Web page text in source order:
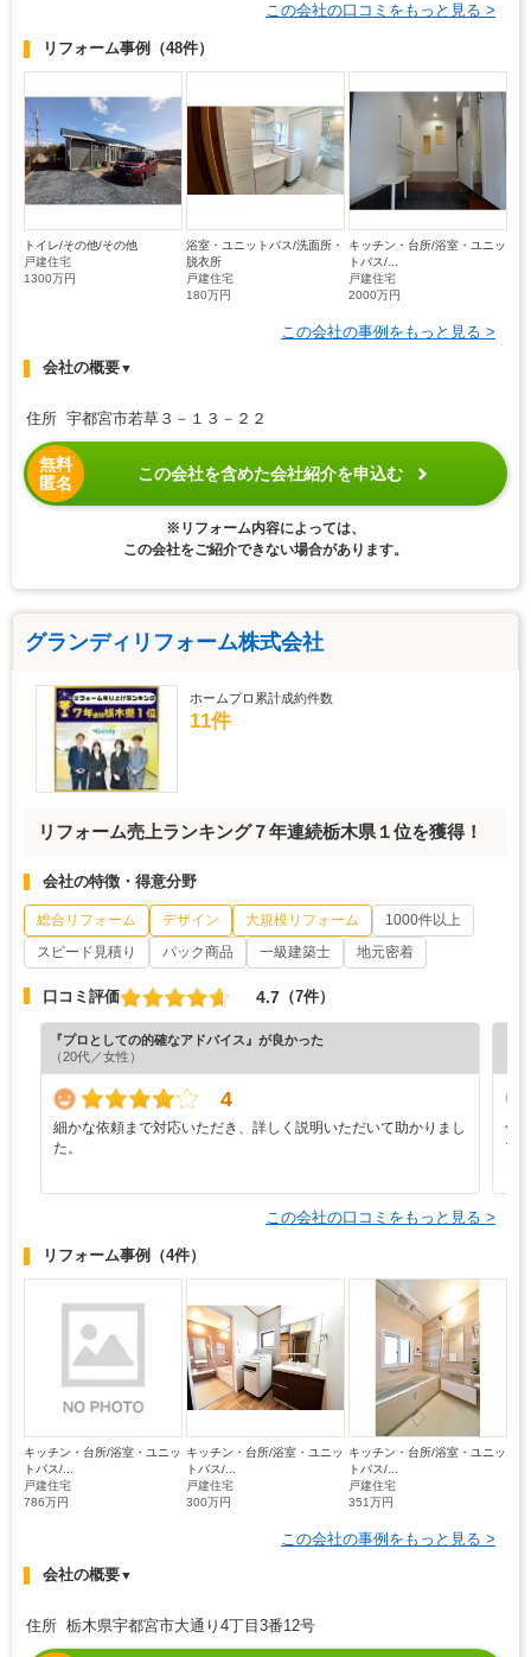
この会社の口コミをもっと見る >
リフォーム事例 （48件）
トイレ/その他/その他
戸建住宅
1300万円
浴室・ユニットバス/洗面所・
脱衣所
戸建住宅
180万円
キッチン・台所/浴室・ユニッ
トバス/...
戸建住宅
2000万円
この会社の事例をもっと見る >
会社の概要▼
住所 宇都宮市若草３－１３－２２
無料
匿名
この会社を含めた会社紹介を申込む
※リフォーム内容によっては、
この会社をご紹介できない場合があります。
グランディリフォーム株式会社
ホームプロ累計成約件数
11件
リフォーム売上ランキング７年連続栃木県１位を獲得！
会社の特徴・得意分野
総合リフォーム デザイン 大規模リフォーム
1000件以上
スピード見積り
パック商品 一級建築士 地元密着
口コミ評価 4.7 （7件）
『プロとしての的確なアドバイス』が良かった
（20代／女性）
4
細かな依頼まで対応いただき、詳しく説明いただいて助かりまし
た。
仕
ア
この会社の口コミをもっと見る >
リフォーム事例 （4件）
キッチン・台所/浴室・ユニッ
トバス/...
戸建住宅
786万円
キッチン・台所/浴室・ユニッ
トバス/...
戸建住宅
300万円
キッチン・台所/浴室・ユニッ
トバス/...
戸建住宅
351万円
この会社の事例をもっと見る >
会社の概要▼
住所 栃木県宇都宮市大通り4丁目3番12号